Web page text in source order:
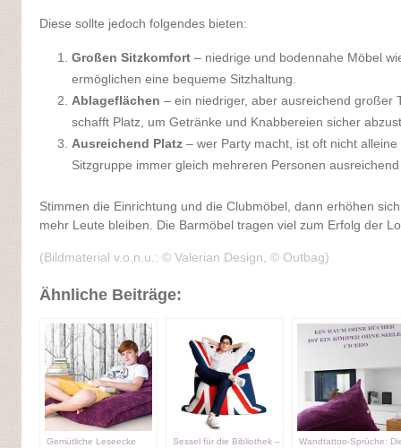
Diese sollte jedoch folgendes bieten:
Großen Sitzkomfort – niedrige und bodennahe Möbel
ermöglichen eine bequeme Sitzhaltung.
Ablageflächen – ein niedriger, aber ausreichend großer
schafft Platz, um Getränke und Knabbereien sicher
Ausreichend Platz – wer Party macht, ist oft nicht
Sitzgruppe immer gleich mehreren Personen
Stimmen die Einrichtung und die Clubmöbel, dann erhöhen
mehr Leute bleiben. Die Barmöbel tragen viel zum Erfolg der
(Bildmaterial v.o.n.u.: © Valerian Design, © Outbag)
Ähnliche Beiträge:
Gemütliche Leseecke
Sessel für die Bibliothek –
Wandtattoo-Sprüche: